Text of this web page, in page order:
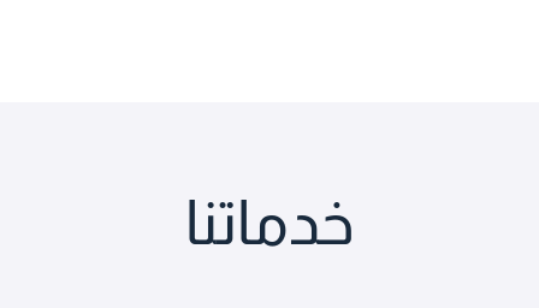
خدماتنا